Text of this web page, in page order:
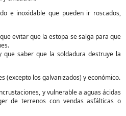
e inoxidable que pueden ir roscados,
evitar que la estopa se salga para que
que saber que la soldadura destruye la
(excepto los galvanizados) y económico.
y vulnerable a aguas ácidas
de terrenos con vendas asfálticas o